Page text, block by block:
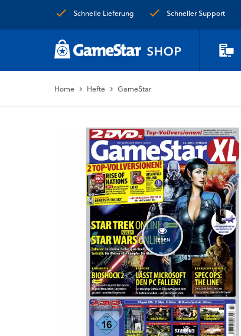
Schnelle Lieferung Schneller Support
Home Hefte GameStar
LESEN